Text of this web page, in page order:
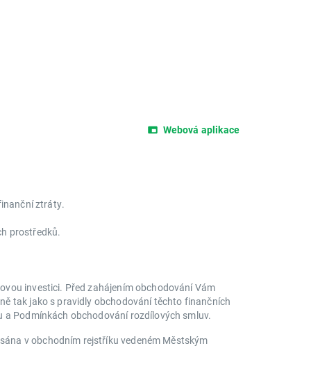
Webová aplikace
ztráty.
prostředků.
investici. Před zahájením obchodování Vám
tak jako s pravidly obchodování těchto finančních
Podmínkách obchodování rozdílových smluv.
v obchodním rejstříku vedeném Městským